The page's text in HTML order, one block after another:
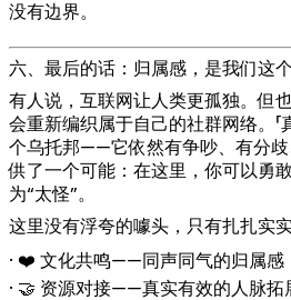
没有边界。
六、最后的话：归属感，是我们这
有人说，互联网让人类更孤独。但
会重新编织属于自己的社群网络。「
个乌托邦——它依然有争吵、有分歧
供了一个可能：在这里，你可以勇
为“太怪”。
这里没有浮夸的噱头，只有扎扎实实
· ❤️ 文化共鸣——同声同气的归属感
· 🤝 资源对接——真实有效的人脉拓